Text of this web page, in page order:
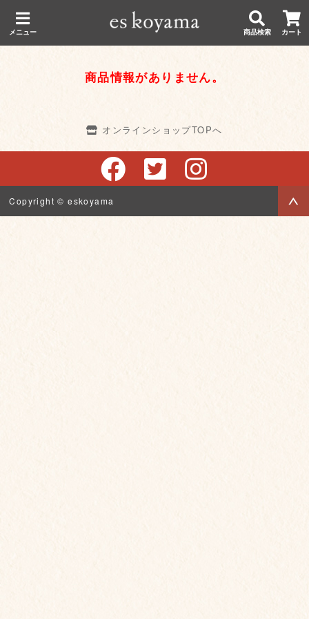
メニュー 商品検索 カート
商品情報がありません。
オンラインショップTOPへ
Copyright © eskoyama